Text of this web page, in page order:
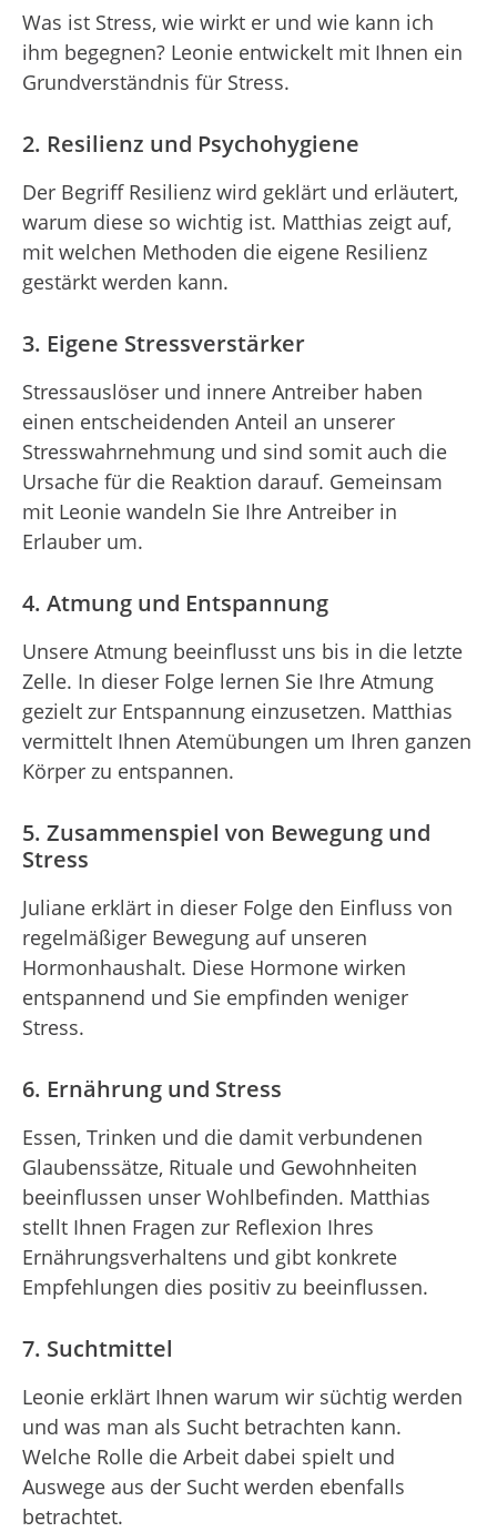
Was ist Stress, wie wirkt er und wie kann ich
ihm begegnen? Leonie entwickelt mit Ihnen ein
Grundverständnis für Stress.
2. Resilienz und Psychohygiene
Der Begriff Resilienz wird geklärt und erläutert,
warum diese so wichtig ist. Matthias zeigt auf,
mit welchen Methoden die eigene Resilienz
gestärkt werden kann.
3. Eigene Stressverstärker
Stressauslöser und innere Antreiber haben
einen entscheidenden Anteil an unserer
Stresswahrnehmung und sind somit auch die
Ursache für die Reaktion darauf. Gemeinsam
mit Leonie wandeln Sie Ihre Antreiber in
Erlauber um.
4. Atmung und Entspannung
Unsere Atmung beeinflusst uns bis in die letzte
Zelle. In dieser Folge lernen Sie Ihre Atmung
gezielt zur Entspannung einzusetzen. Matthias
vermittelt Ihnen Atemübungen um Ihren ganzen
Körper zu entspannen.
5. Zusammenspiel von Bewegung und
Stress
Juliane erklärt in dieser Folge den Einfluss von
regelmäßiger Bewegung auf unseren
Hormonhaushalt. Diese Hormone wirken
entspannend und Sie empfinden weniger
Stress.
6. Ernährung und Stress
Essen, Trinken und die damit verbundenen
Glaubenssätze, Rituale und Gewohnheiten
beeinflussen unser Wohlbefinden. Matthias
stellt Ihnen Fragen zur Reflexion Ihres
Ernährungsverhaltens und gibt konkrete
Empfehlungen dies positiv zu beeinflussen.
7. Suchtmittel
Leonie erklärt Ihnen warum wir süchtig werden
und was man als Sucht betrachten kann.
Welche Rolle die Arbeit dabei spielt und
Auswege aus der Sucht werden ebenfalls
betrachtet.